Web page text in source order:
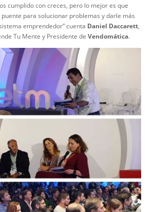
cumplido con creces, pero lo mejor es que
para solucionar problemas y darle más
emprendedor” cuenta Daniel Daccarett,
Tu Mente y Presidente de Vendomática.